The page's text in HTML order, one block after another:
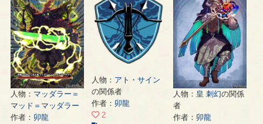
ー
ジ
ペ
ー
ジ
ペ
ー
ジ
人物： マッダラー＝
マッド＝マッダラー
作者： 卯龍
人物： アト・サイン
の関係者
作者： 卯龍
2
人物： 皇 刺幻の関係
者
作者： 卯龍